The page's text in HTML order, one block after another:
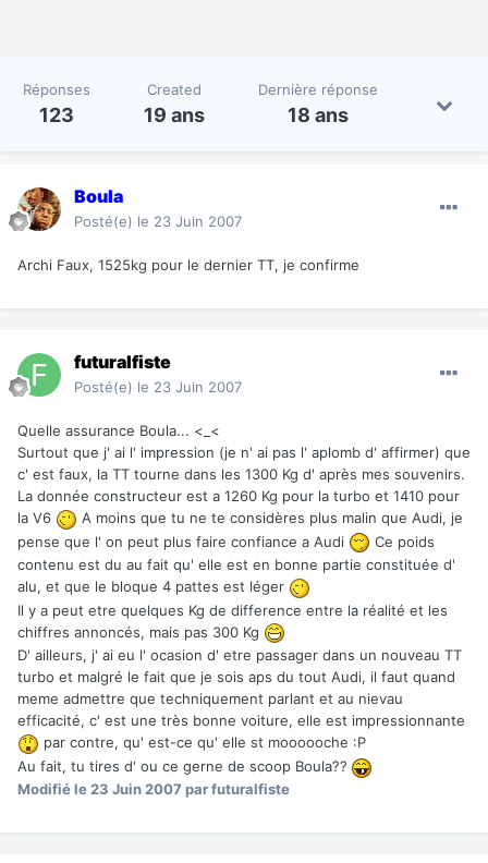
Réponses
123
Created
19 ans
Dernière réponse
18 ans
Boula
Posté(e) le 23 Juin 2007
Archi Faux, 1525kg pour le dernier TT, je confirme
futuralfiste
Posté(e) le 23 Juin 2007
Quelle assurance Boula... <_<
Surtout que j' ai l' impression (je n' ai pas l' aplomb d' affirmer) que
c' est faux, la TT tourne dans les 1300 Kg d' après mes souvenirs.
La donnée constructeur est a 1260 Kg pour la turbo et 1410 pour
la V6
A moins que tu ne te considères plus malin que Audi, je
pense que l' on peut plus faire confiance a Audi
Ce poids
contenu est du au fait qu' elle est en bonne partie constituée d'
alu, et que le bloque 4 pattes est léger
Il y a peut etre quelques Kg de difference entre la réalité et les
chiffres annoncés, mais pas 300 Kg
D' ailleurs, j' ai eu l' ocasion d' etre passager dans un nouveau TT
turbo et malgré le fait que je sois aps du tout Audi, il faut quand
meme admettre que techniquement parlant et au nievau
efficacité, c' est une très bonne voiture, elle est impressionnante
par contre, qu' est-ce qu' elle st moooooche :P
Au fait, tu tires d' ou ce gerne de scoop Boula??
Modifiéle 23 Juin 2007 par futuralfiste